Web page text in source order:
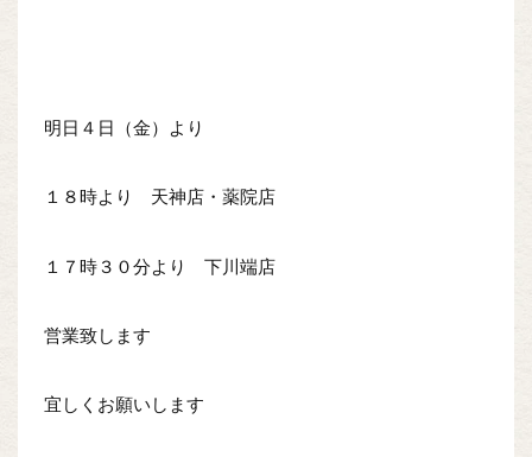
明日４日（金）より
１８時より 天神店・薬院店
１７時３０分より 下川端店
営業致します
宜しくお願いします